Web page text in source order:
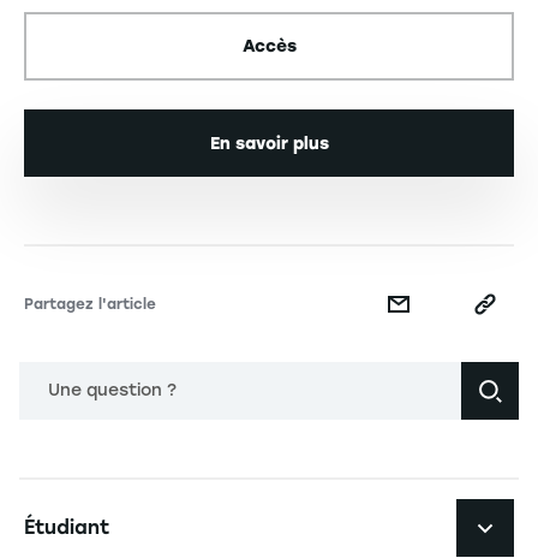
Accès
En savoir plus
Partagez l'article
Une question ?
Étudiant